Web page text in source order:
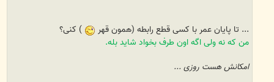
... تا پایان عمر با کسی قطع رابطه (همون قهر
) کنی؟
من که نه ولی اگه اون طرف بخواد شاید بله.
امکانش هست روزی ...